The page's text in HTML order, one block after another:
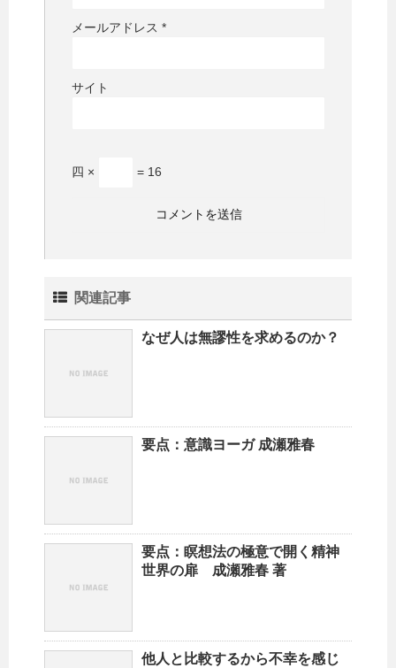
メールアドレス *
サイト
四 × = 16
関連記事
なぜ人は無謬性を求めるのか？
要点：意識ヨーガ 成瀬雅春
要点：瞑想法の極意で開く精神
世界の扉 成瀬雅春 著
他人と比較するから不幸を感じ